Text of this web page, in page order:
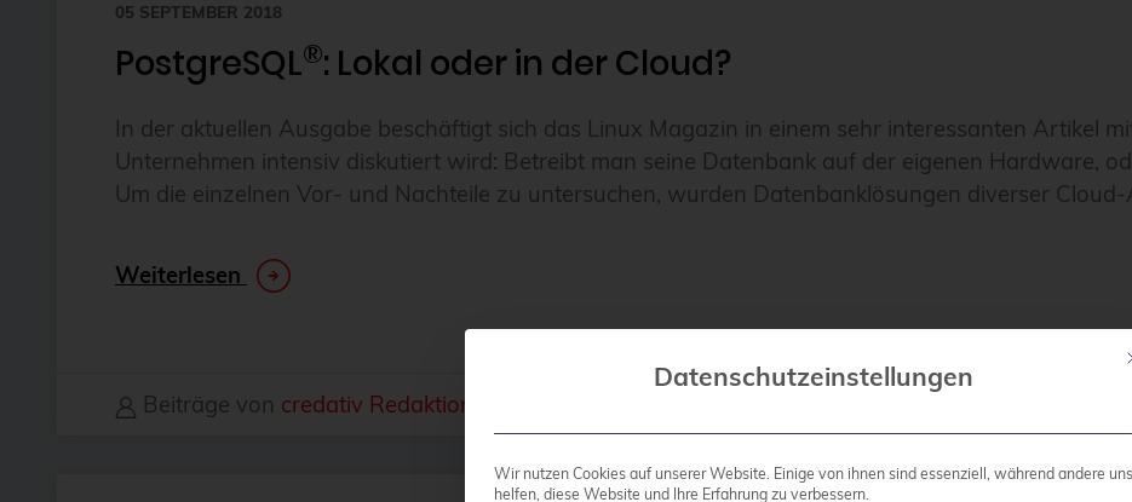
05 SEPTEMBER 2018
PostgreSQL®: Lokal oder in der Cloud?
In der aktuellen Ausgabe beschäftigt sich das Linux Magazin in einem sehr interessanten Artikel
Unternehmen intensiv diskutiert wird: Betreibt man seine Datenbank auf der eigenen Hardware,
Um die einzelnen Vor- und Nachteile zu untersuchen, wurden Datenbanklösungen diverser
Weiterlesen
Beiträge von credativ Redaktion
Datenschutzeinstellungen
Wir nutzen Cookies auf unserer Website. Einige von ihnen sind essenziell, während andere uns
helfen, diese Website und Ihre Erfahrung zu verbessern.